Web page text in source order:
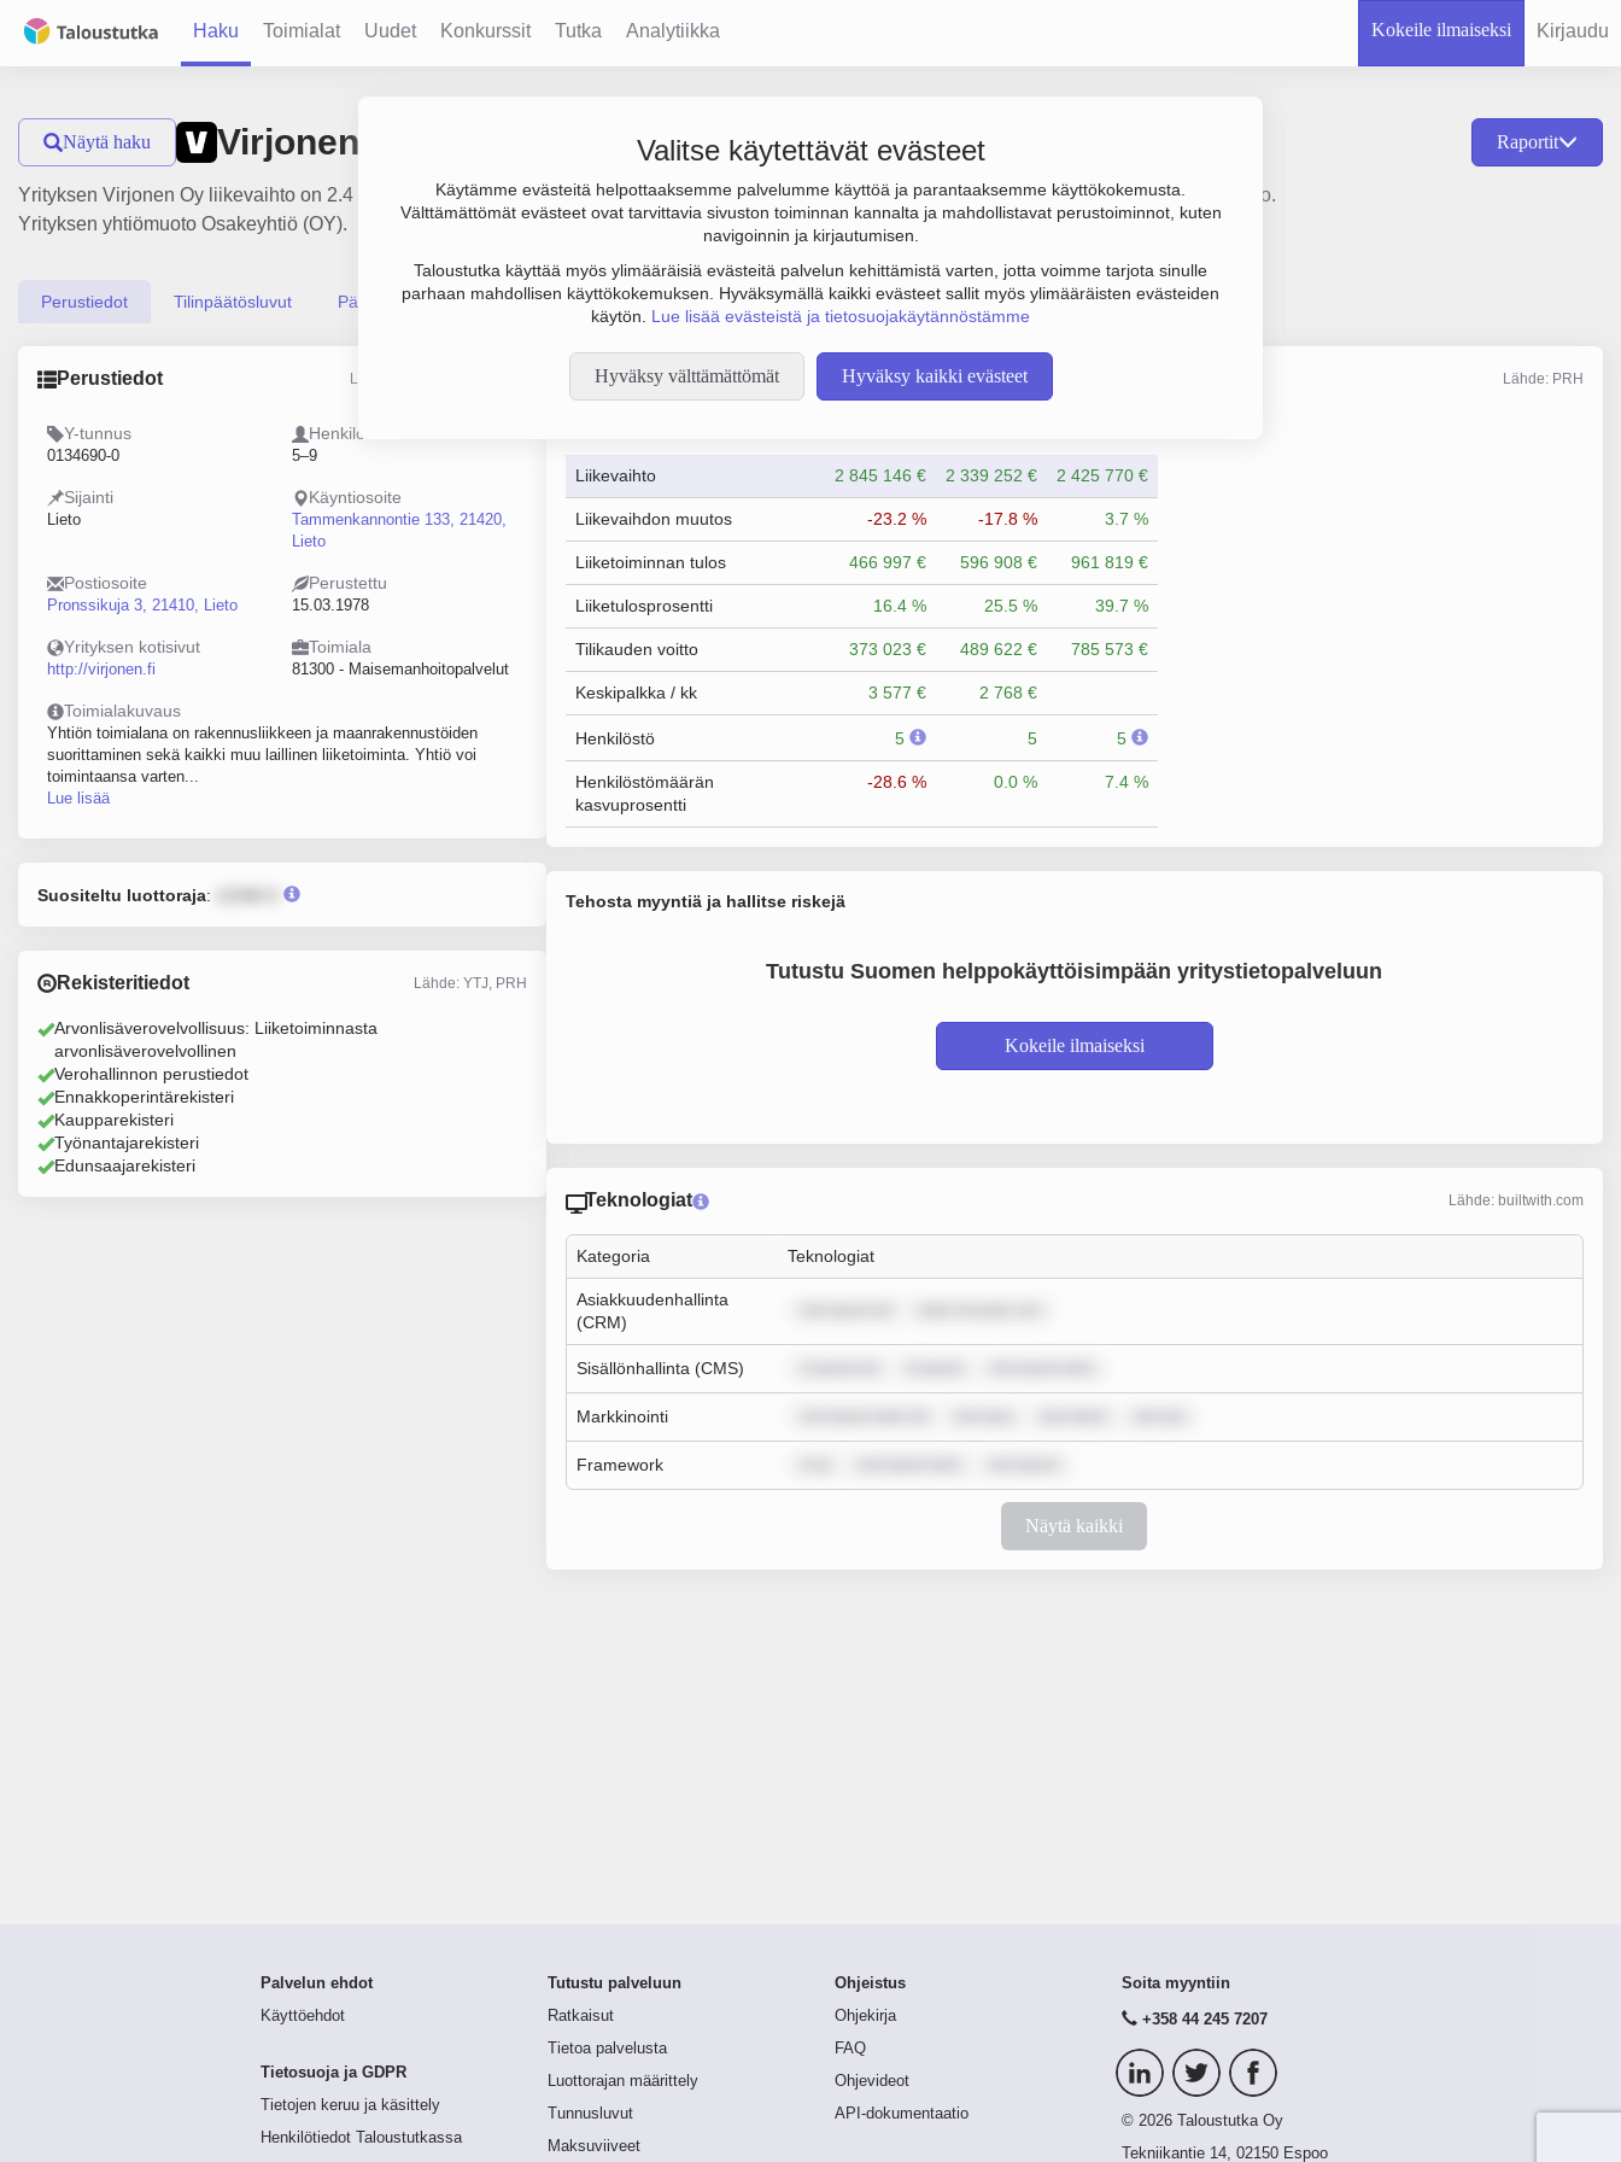
Haku Toimialat Uudet Konkurssit Tutka Analytiikka Kokeile ilmaiseksi Kirjaudu
Valitse käytettävät evästeet
Käytämme evästeitä helpottaaksemme palvelumme käyttöä ja parantaaksemme käyttökokemusta.
Välttämättömät evästeet ovat tarvittavia sivuston toiminnan kannalta ja mahdollistavat perustoiminnot, kuten
navigoinnin ja kirjautumisen.
Taloustutka käyttää myös ylimääräisiä evästeitä palvelun kehittämistä varten, jotta voimme tarjota sinulle
parhaan mahdollisen käyttökokemuksen. Hyväksymällä kaikki evästeet sallit myös ylimääräisten evästeiden
käytön. Lue lisää evästeistä ja tietosuojakäytännöstämme
Hyväksy välttämättömät Hyväksy kaikki evästeet
Näytä haku Virjonen Oy Raportit
Yrityksen Virjonen Oy liikevaihto on 2.4 milj. € ja tulos 962 000 €. Sen päätoimiala on Maisemanhoitopalvelut, perustamisvuosi 1978 ja sijainti Lieto.
Yrityksen yhtiömuoto Osakeyhtiö (OY).
Perustiedot Tilinpäätösluvut Päättäjätiedot
Perustiedot Lähde: YTJ, PRH, Traficom
Y-tunnus
0134690-0
Henkilöstömäärä
5–9
Sijainti
Lieto
Käyntiosoite
Tammenkannontie 133, 21420,
Lieto
Postiosoite
Pronssikuja 3, 21410, Lieto
Perustettu
15.03.1978
Yrityksen kotisivut
http://virjonen.fi
Toimiala
81300 - Maisemanhoitopalvelut
Toimialakuvaus
Yhtiön toimialana on rakennusliikkeen ja maanrakennustöiden
suorittaminen sekä kaikki muu laillinen liiketoiminta. Yhtiö voi
toimintaansa varten...
Lue lisää
Suositeltu luottoraja:
Rekisteritiedot Lähde: YTJ, PRH
Arvonlisäverovelvollisuus: Liiketoiminnasta
arvonlisäverovelvollinen
Verohallinnon perustiedot
Ennakkoperintärekisteri
Kaupparekisteri
Työnantajarekisteri
Edunsaajarekisteri
Taloustiedot Lähde: PRH
Liikevaihto 2 845 146 € 2 339 252 € 2 425 770 €
Liikevaihdon muutos -23.2 % -17.8 % 3.7 %
Liiketoiminnan tulos 466 997 € 596 908 € 961 819 €
Liiketulosprosentti 16.4 % 25.5 % 39.7 %
Tilikauden voitto 373 023 € 489 622 € 785 573 €
Keskipalkka / kk 3 577 € 2 768 €
Henkilöstö 5 5 5
Henkilöstömäärän
kasvuprosentti
-28.6 % 0.0 % 7.4 %
Tehosta myyntiä ja hallitse riskejä
Tutustu Suomen helppokäyttöisimpään yritystietopalveluun
Kokeile ilmaiseksi
Teknologiat Lähde: builtwith.com
Kategoria Teknologiat
Asiakkuudenhallinta
(CRM)
Sisällönhallinta (CMS)
Markkinointi
Framework
Näytä kaikki
Palvelun ehdot
Käyttöehdot
Tietosuoja ja GDPR
Tietojen keruu ja käsittely
Henkilötiedot Taloustutkassa
Tutustu palveluun
Ratkaisut
Tietoa palvelusta
Luottorajan määrittely
Tunnusluvut
Maksuviiveet
Ohjeistus
Ohjekirja
FAQ
Ohjevideot
API-dokumentaatio
Soita myyntiin
+358 44 245 7207
© 2026 Taloustutka Oy
Tekniikantie 14, 02150 Espoo